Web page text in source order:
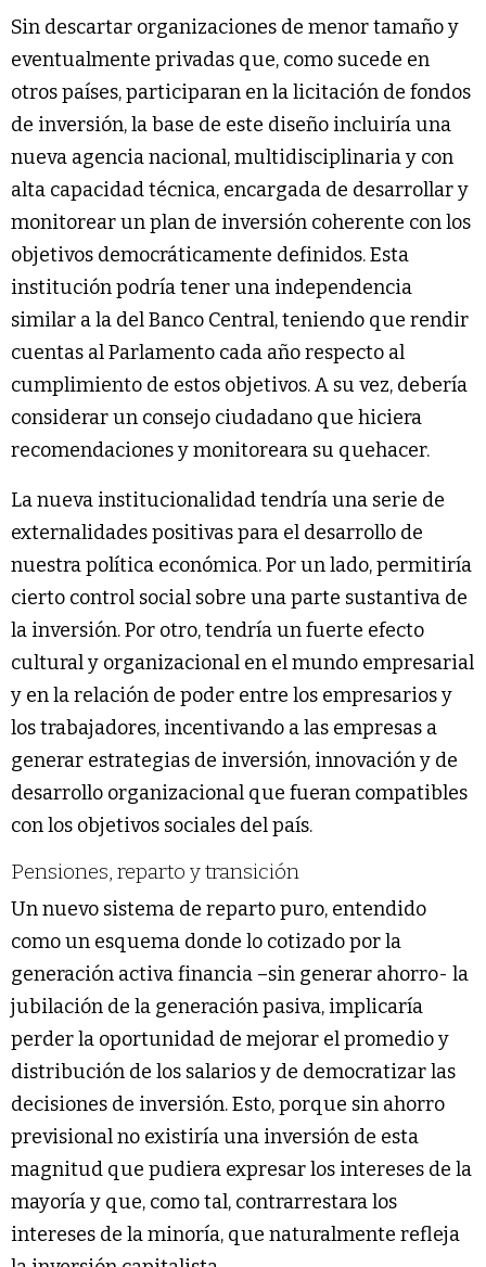
Sin descartar organizaciones de menor tamaño y
eventualmente privadas que, como sucede en
otros países, participaran en la licitación de fondos
de inversión, la base de este diseño incluiría una
nueva agencia nacional, multidisciplinaria y con
alta capacidad técnica, encargada de desarrollar y
monitorear un plan de inversión coherente con los
objetivos democráticamente definidos. Esta
institución podría tener una independencia
similar a la del Banco Central, teniendo que rendir
cuentas al Parlamento cada año respecto al
cumplimiento de estos objetivos. A su vez, debería
considerar un consejo ciudadano que hiciera
recomendaciones y monitoreara su quehacer.
La nueva institucionalidad tendría una serie de
externalidades positivas para el desarrollo de
nuestra política económica. Por un lado, permitiría
cierto control social sobre una parte sustantiva de
la inversión. Por otro, tendría un fuerte efecto
cultural y organizacional en el mundo empresarial
y en la relación de poder entre los empresarios y
los trabajadores, incentivando a las empresas a
generar estrategias de inversión, innovación y de
desarrollo organizacional que fueran compatibles
con los objetivos sociales del país.
Pensiones, reparto y transición
Un nuevo sistema de reparto puro, entendido
como un esquema donde lo cotizado por la
generación activa financia –sin generar ahorro- la
jubilación de la generación pasiva, implicaría
perder la oportunidad de mejorar el promedio y
distribución de los salarios y de democratizar las
decisiones de inversión. Esto, porque sin ahorro
previsional no existiría una inversión de esta
magnitud que pudiera expresar los intereses de la
mayoría y que, como tal, contrarrestara los
intereses de la minoría, que naturalmente refleja